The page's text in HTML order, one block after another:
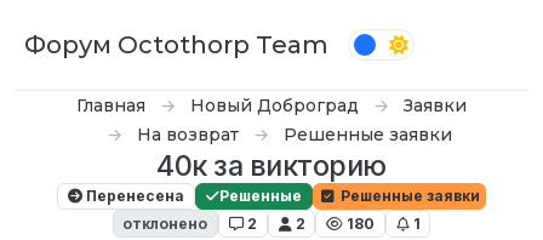
Форум Octothorp Team
Главная Новый Доброград
Заявки
На возврат
Решенные заявки
40к за викторию
Перенесена Решенные
Решенные заявки
отклонено
2 2 180 1